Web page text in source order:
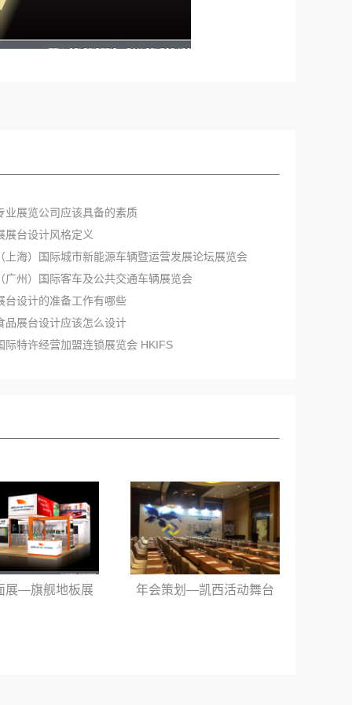
业展览公司应该具备的素质
展台设计风格定义
上海）国际城市新能源车辆暨运营发展论坛展览会
广州）国际客车及公共交通车辆展览会
台设计的准备工作有哪些
品展台设计应该怎么设计
际特许经营加盟连锁展览会 HKIFS
展—旗舰地板展 年会策划—凯西活动舞台